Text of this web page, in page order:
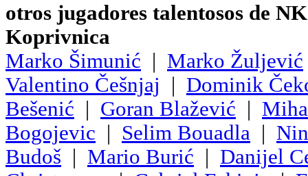
otros jugadores talentosos de
Koprivnica
Marko Šimunić | Marko Žuljević
Valentino Češnjaj | Dominik
Bešenić | Goran Blažević |
Bogojevic | Selim Bouadla |
Budoš | Mario Burić | Danijel